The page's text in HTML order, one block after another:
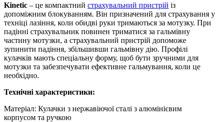
Kinetic – це компактний страхувальний пристрій із
допоміжним блокуванням. Він призначений для страхування у
техніці лазіння, коли обидві руки тримаються за мотузку. При
падінні страхувальник повинен триматися за гальмівну
частину мотузки, а страхувальний пристрій допоможе
зупинити падіння, збільшивши гальмівну дію. Профілі
кулачків мають спеціальну форму, щоб бути зручними для
мотузки та забезпечувати ефективне гальмування, коли це
необхідно.
Технічні характеристики:
Матеріал: Кулачки з нержавіючої сталі з алюмінієвим
корпусом та ручкою